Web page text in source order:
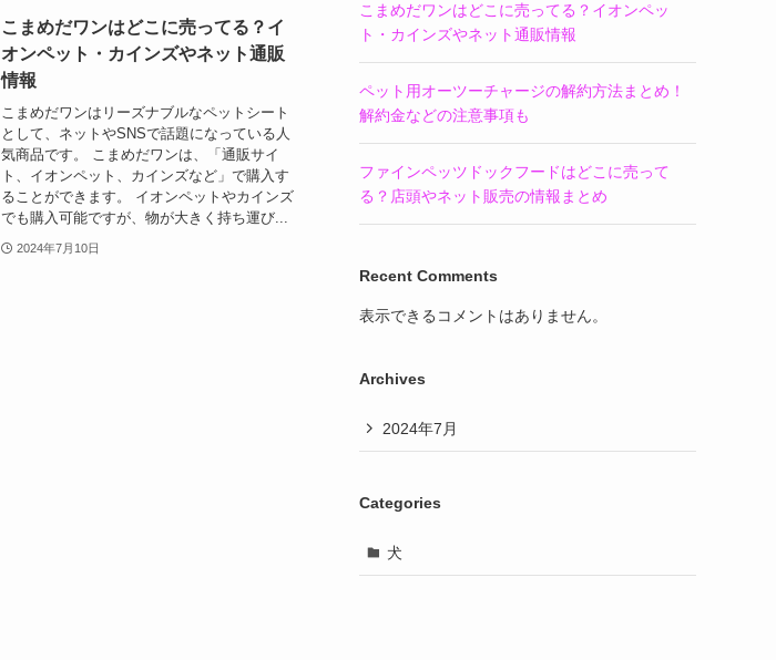
こまめだワンはどこに売ってる？イ
オンペット・カインズやネット通販
情報
こまめだワンはリーズナブルなペットシート
として、ネットやSNSで話題になっている人
気商品です。 こまめだワンは、「通販サイ
ト、イオンペット、カインズなど」で購入す
ることができます。 イオンペットやカインズ
でも購入可能ですが、物が大きく持ち運び...
2024年7月10日
こまめだワンはどこに売ってる？イオンペッ
ト・カインズやネット通販情報
ペット用オーツーチャージの解約方法まとめ！
解約金などの注意事項も
ファインペッツドックフードはどこに売って
る？店頭やネット販売の情報まとめ
Recent Comments
表示できるコメントはありません。
Archives
2024年7月
Categories
犬